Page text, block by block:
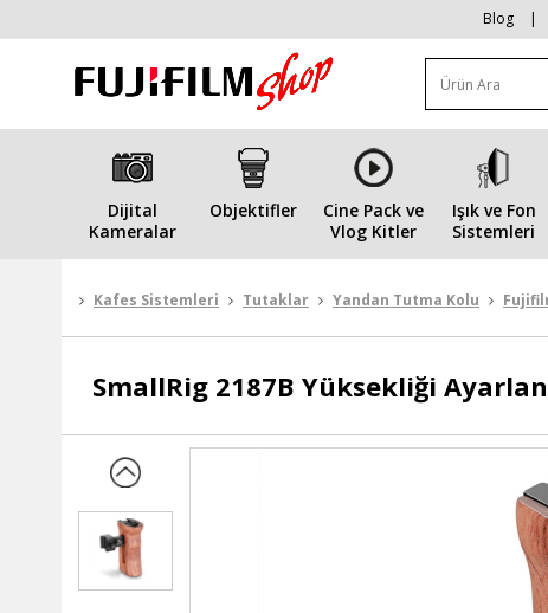
Blog |
Dijital
Kameralar
Objektifler
Cine Pack ve
Vlog Kitler
Işık ve Fon
Sistemleri
Kafes Sistemleri Tutaklar Yandan Tutma Kolu
SmallRig 2187B Yüksekliği